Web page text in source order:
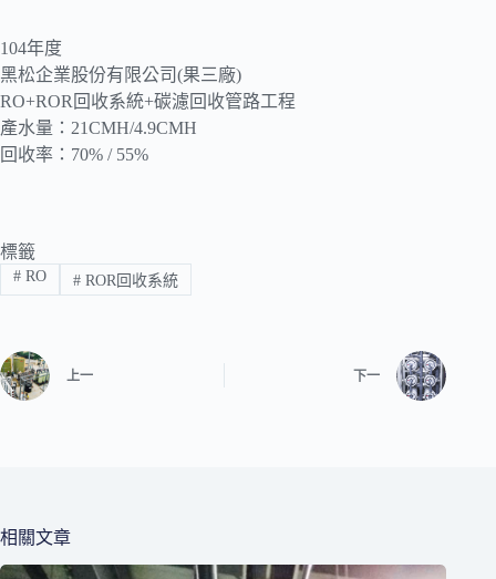
104年度
黑松企業股份有限公司(果三廠)
RO+ROR回收系統+碳濾回收管路工程
產水量：21CMH/4.9CMH
回收率：70% / 55%
標籤
#RO #ROR回收系統
上一 下一
相關文章